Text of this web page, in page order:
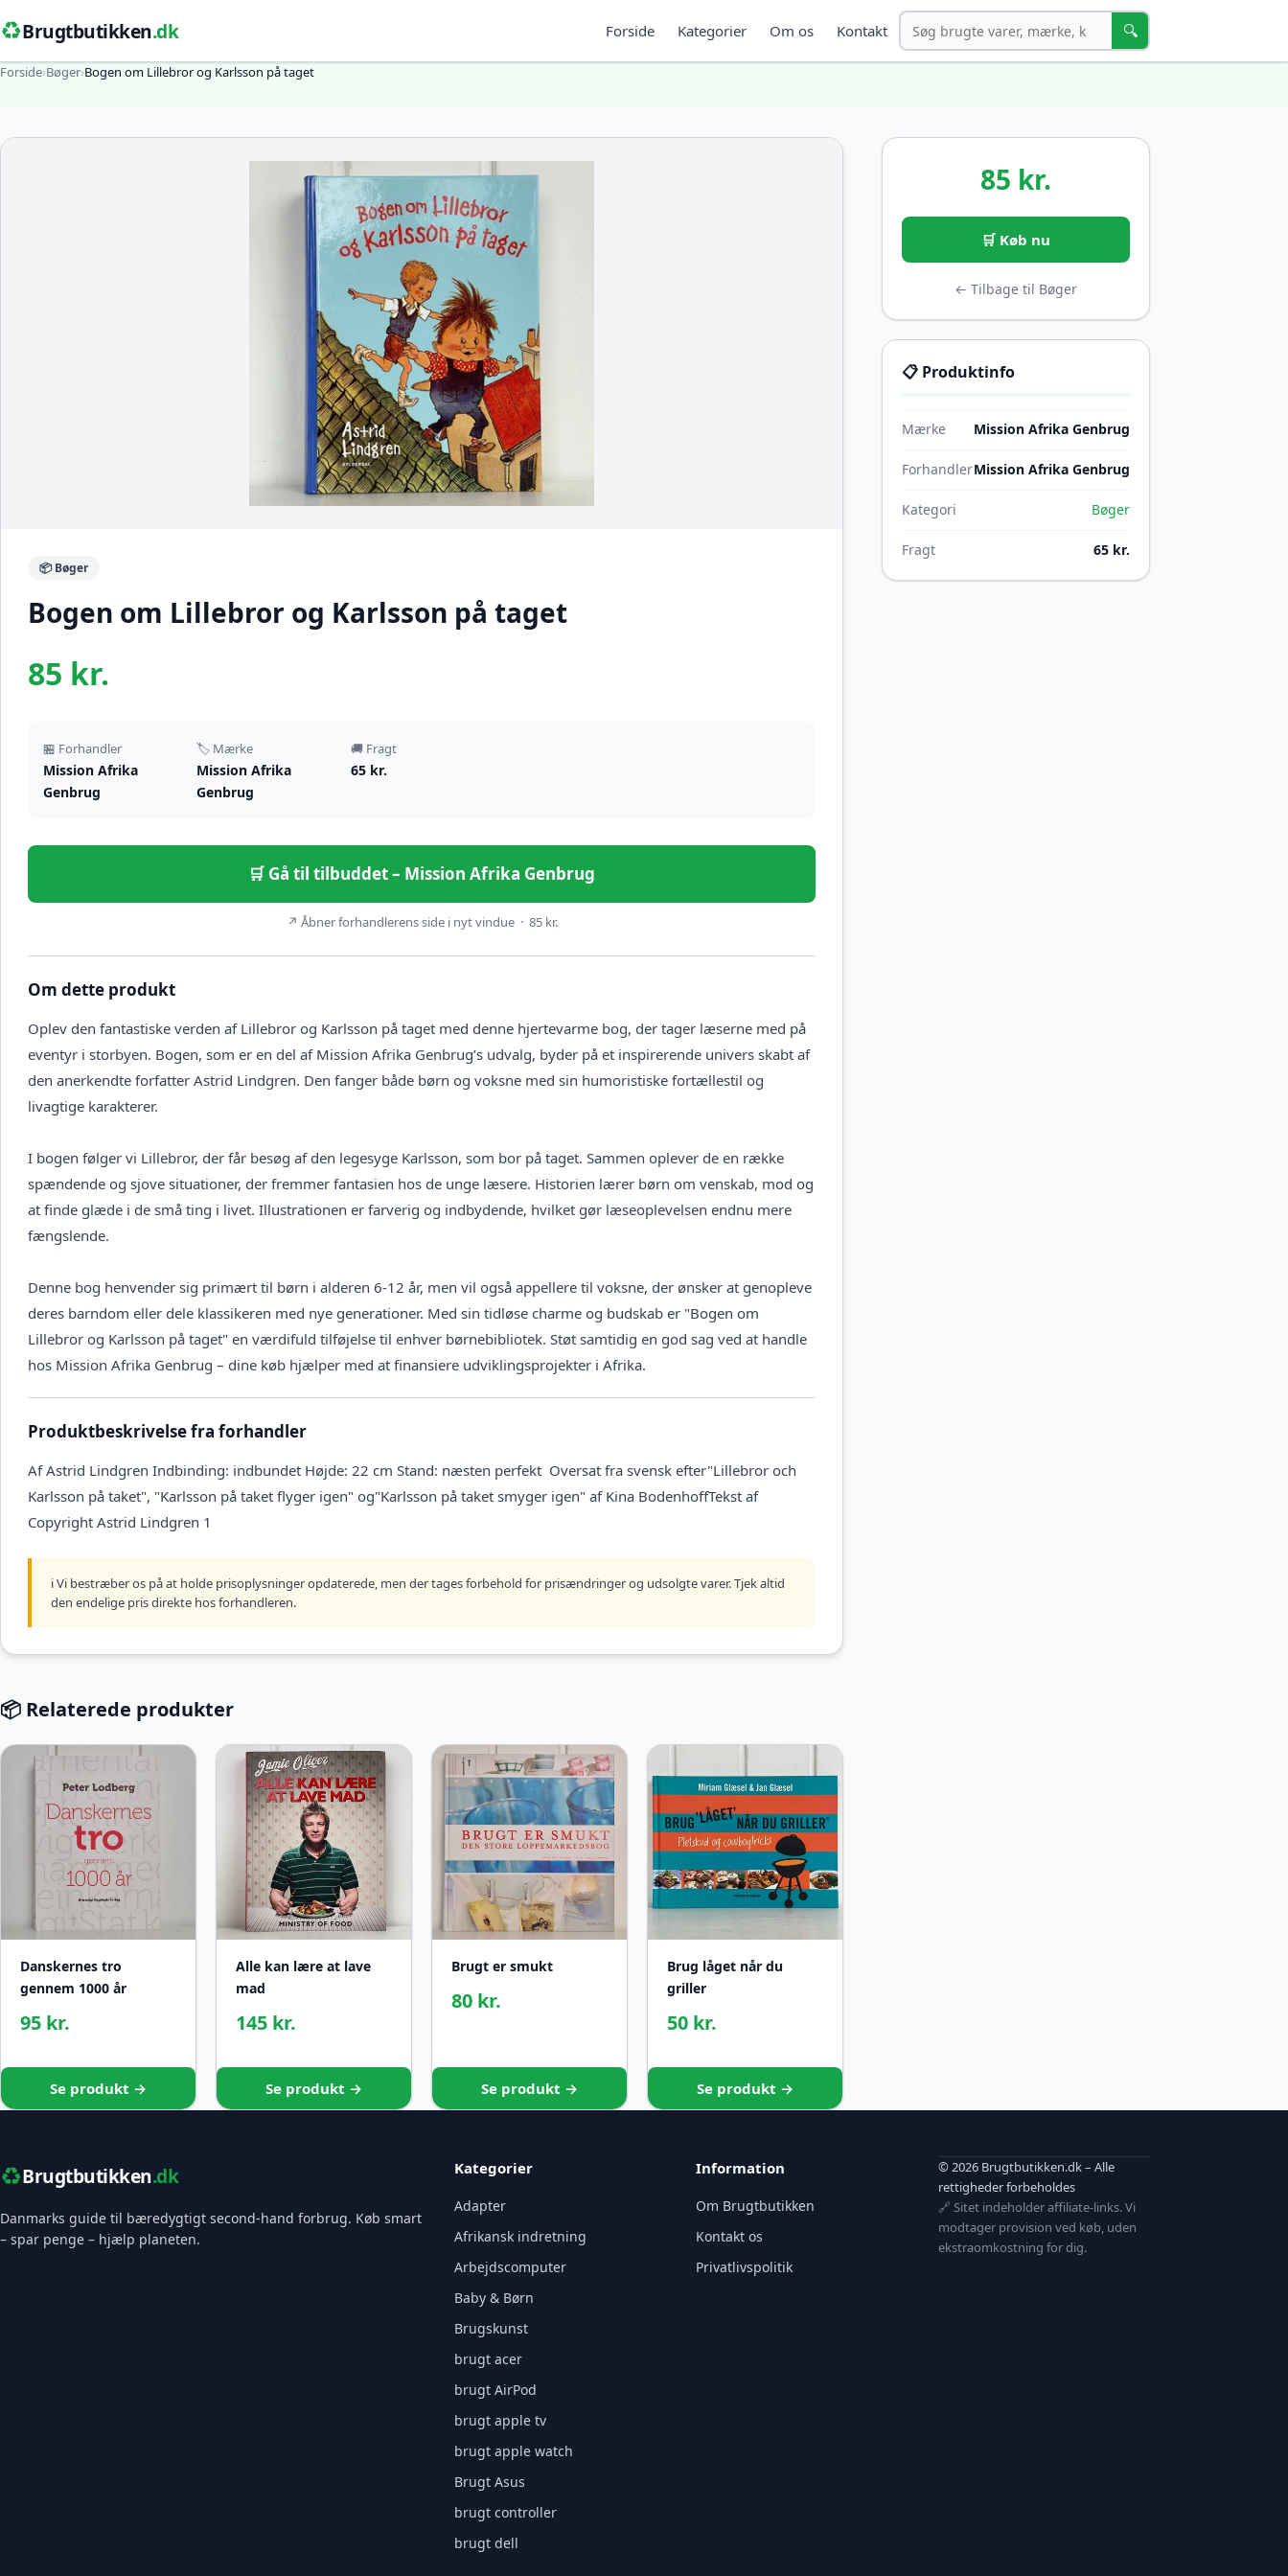
♻️Brugtbutikken.dk Forside Kategorier Om os Kontakt Søg 🔍
Forside›Bøger›Bogen om Lillebror og Karlsson på taget
📦 Bøger
Bogen om Lillebror og Karlsson på taget
85 kr.
🏪 Forhandler
Mission Afrika
Genbrug
🏷️ Mærke
Mission Afrika
Genbrug
🚚 Fragt
65 kr.
🛒 Gå til tilbuddet – Mission Afrika Genbrug
↗ Åbner forhandlerens side i nyt vindue · 85 kr.
Om dette produkt
Oplev den fantastiske verden af Lillebror og Karlsson på taget med denne hjertevarme bog, der tager læserne med på
eventyr i storbyen. Bogen, som er en del af Mission Afrika Genbrug’s udvalg, byder på et inspirerende univers skabt af
den anerkendte forfatter Astrid Lindgren. Den fanger både børn og voksne med sin humoristiske fortællestil og
livagtige karakterer.
I bogen følger vi Lillebror, der får besøg af den legesyge Karlsson, som bor på taget. Sammen oplever de en række
spændende og sjove situationer, der fremmer fantasien hos de unge læsere. Historien lærer børn om venskab, mod og
at finde glæde i de små ting i livet. Illustrationen er farverig og indbydende, hvilket gør læseoplevelsen endnu mere
fængslende.
Denne bog henvender sig primært til børn i alderen 6-12 år, men vil også appellere til voksne, der ønsker at genopleve
deres barndom eller dele klassikeren med nye generationer. Med sin tidløse charme og budskab er "Bogen om
Lillebror og Karlsson på taget" en værdifuld tilføjelse til enhver børnebibliotek. Støt samtidig en god sag ved at handle
hos Mission Afrika Genbrug – dine køb hjælper med at finansiere udviklingsprojekter i Afrika.
Produktbeskrivelse fra forhandler
Af Astrid Lindgren Indbinding: indbundet Højde: 22 cm Stand: næsten perfekt Oversat fra svensk efter"Lillebror och
Karlsson på taket", "Karlsson på taket flyger igen" og"Karlsson på taket smyger igen" af Kina BodenhoffTekst af
Copyright Astrid Lindgren 1
ℹ️ Vi bestræber os på at holde prisoplysninger opdaterede, men der tages forbehold for prisændringer og udsolgte varer. Tjek altid
den endelige pris direkte hos forhandleren.
📦 Relaterede produkter
Danskernes tro
gennem 1000 år
95 kr.
Se produkt →
Alle kan lære at lave
mad
145 kr.
Se produkt →
Brugt er smukt
80 kr.
Se produkt →
Brug låget når du
griller
50 kr.
Se produkt →
85 kr.
🛒 Køb nu
← Tilbage til Bøger
📋 Produktinfo
Mærke Mission Afrika Genbrug
ForhandlerMission Afrika Genbrug
Kategori Bøger
Fragt 65 kr.
♻️Brugtbutikken.dk
Danmarks guide til bæredygtigt second-hand forbrug. Køb smart
– spar penge – hjælp planeten.
Kategorier
Adapter
Afrikansk indretning
Arbejdscomputer
Baby & Børn
Brugskunst
brugt acer
brugt AirPod
brugt apple tv
brugt apple watch
Brugt Asus
brugt controller
brugt dell
Information
Om Brugtbutikken
Kontakt os
Privatlivspolitik
© 2026 Brugtbutikken.dk – Alle
rettigheder forbeholdes
🔗 Sitet indeholder affiliate-links. Vi
modtager provision ved køb, uden
ekstraomkostning for dig.